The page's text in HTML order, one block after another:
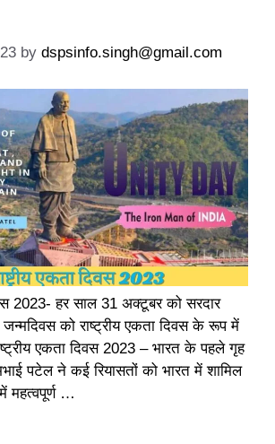
by dspsinfo.singh@gmail.com
2023- हर साल 31 अक्टूबर को सरदार
को राष्ट्रीय एकता दिवस के रूप में
एकता दिवस 2023 – भारत के पहले गृह
पटेल ने कई रियासतों को भारत में शामिल
महत्वपूर्ण …